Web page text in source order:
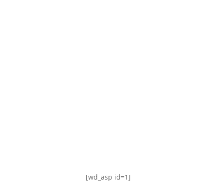
[wd_asp id=1]